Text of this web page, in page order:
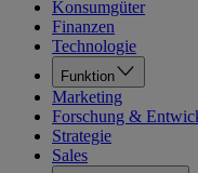
Konsumgüter
Finanzen
Technologie
Funktion
Marketing
Forschung &
Strategie
Sales